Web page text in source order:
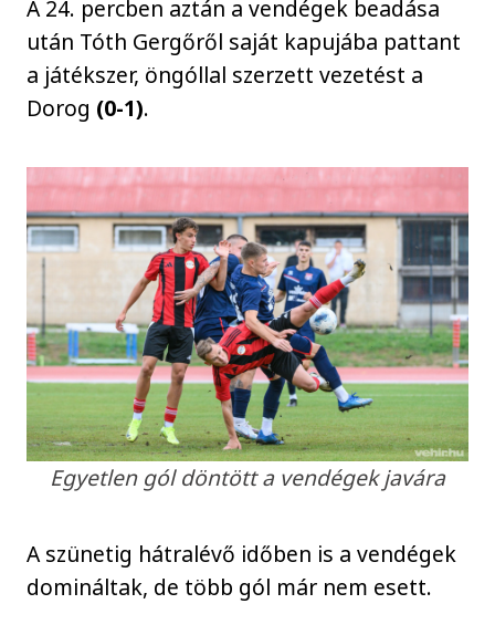
A 24. percben aztán a vendégek beadása
után Tóth Gergőről saját kapujába pattant
a játékszer, öngóllal szerzett vezetést a
Dorog (0-1).
Egyetlen gól döntött a vendégek javára
A szünetig hátralévő időben is a vendégek
domináltak, de több gól már nem esett.